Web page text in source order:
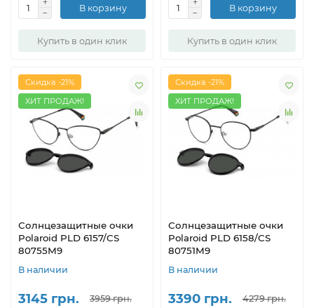
В корзину
Купить в один клик
В корзину
Купить в один клик
Скидка -21%
ХИТ ПРОДАЖ!
Солнцезащитные очки
Polaroid PLD 6157/CS
80755M9
В наличии
3145 грн. 3959 грн.
Скидка -21%
ХИТ ПРОДАЖ!
Солнцезащитные очки
Polaroid PLD 6158/CS
80751M9
В наличии
3390 грн. 4279 грн.